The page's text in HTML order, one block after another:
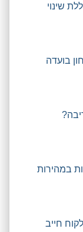
שינוי
בועדה
במהירות
חייב